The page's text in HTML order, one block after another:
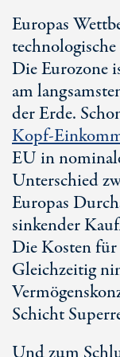
Europas
Die Eurozone
am
der Erde.
Kopf-
EU in
Unterschied
Europas
sinkender
Die Kosten für
Gleichzeitig
Schicht